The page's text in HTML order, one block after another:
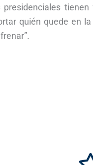
tienen
quién quede en